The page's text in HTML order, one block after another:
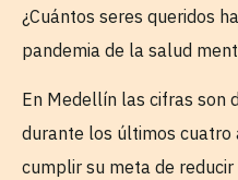
¿Cuántos seres queridos
pandemia de la salud
En Medellín las cifras son
durante los últimos cuatro
cumplir su meta de reducir